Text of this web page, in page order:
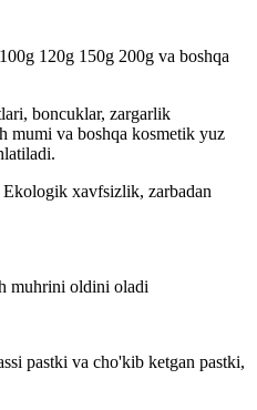
120g 150g 200g va boshqa
boncuklar, zargarlik
mumi va boshqa kosmetik yuz
xavfsizlik, zarbadan
muhrini oldini oladi
pastki va cho'kib ketgan pastki,